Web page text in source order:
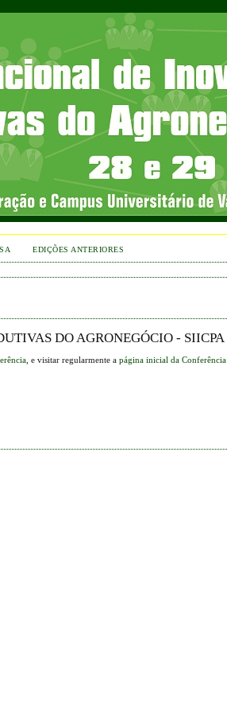
EDIÇÕES ANTERIORES
DO AGRONEGÓCIO - SIICPA
, e visitar regularmente apágina inicial da Conferência